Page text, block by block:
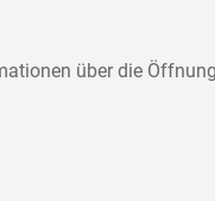
über die